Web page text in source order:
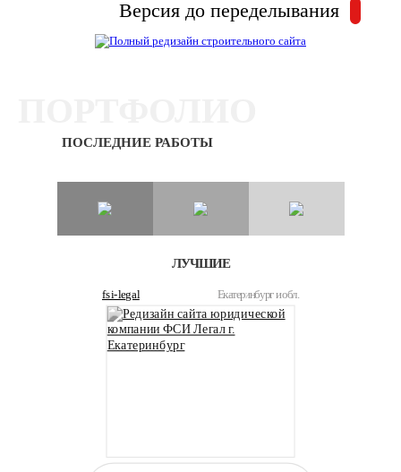
Версия до переделывания
ПОСЛЕДНИЕ РАБОТЫ
ЛУЧШИЕ
fsi-legal Екатеринбург и обл.